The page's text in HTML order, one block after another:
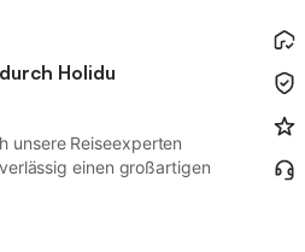
Holidu
unsere Reiseexperten
einen großartigen